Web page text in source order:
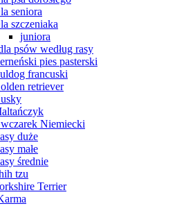
seniora
szczeniaka
juniora
psów według rasy
pies pasterski
francuski
retriever
Niemiecki
duże
małe
średnie
tzu
Terrier